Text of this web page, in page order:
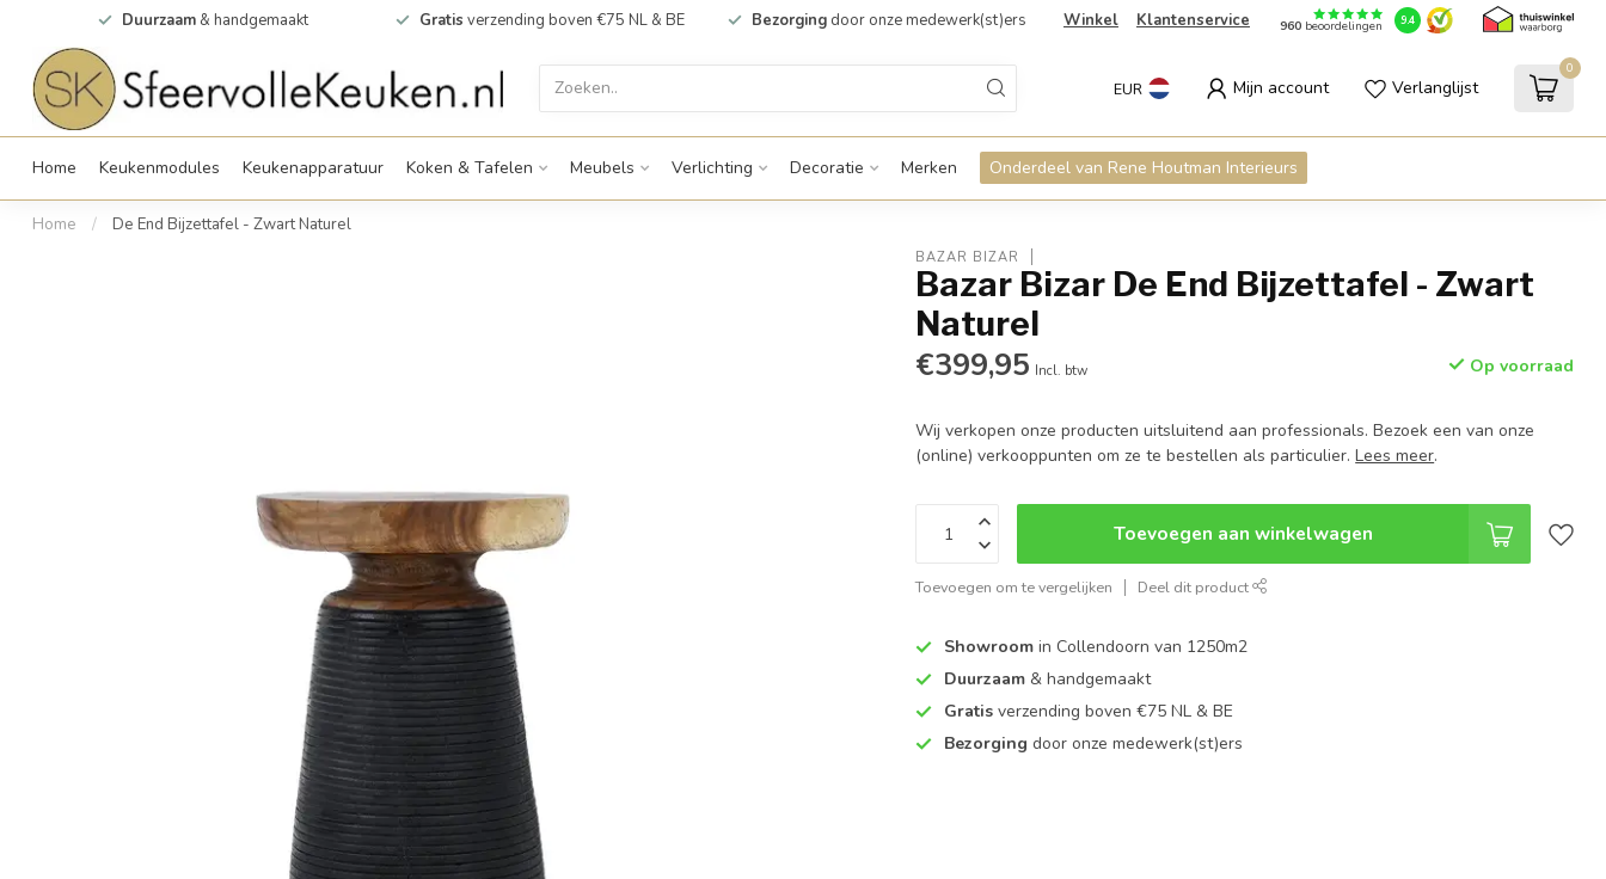
Duurzaam & handgemaakt Gratis verzending boven €75 NL & BE Bezorging door onze medewerk(st)ers Winkel Klantenservice 960beoordelingen 9.4
EUR Mijn account Verlanglijst
0
Home Keukenmodules Keukenapparatuur Koken & Tafelen Meubels Verlichting Decoratie Merken Onderdeel van Rene Houtman Interieurs
Home / De End Bijzettafel - Zwart Naturel
BAZAR BIZAR
Bazar Bizar De End Bijzettafel - Zwart
Naturel
€399,95 Incl. btw Op voorraad
Wij verkopen onze producten uitsluitend aan professionals. Bezoek een van onze
(online) verkooppunten om ze te bestellen als particulier.Lees meer.
Toevoegen aan winkelwagen
Toevoegen om te vergelijken Deel dit product
Showroom in Collendoorn van 1250m2
Duurzaam & handgemaakt
Gratis verzending boven €75 NL & BE
Bezorging door onze medewerk(st)ers